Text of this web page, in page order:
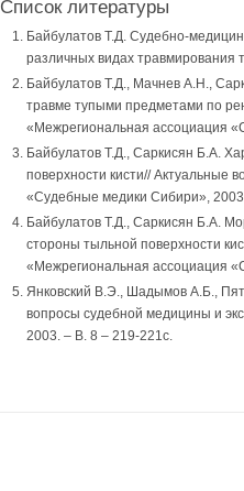
Список литературы
Байбулатов Т.Д. Судебно-
различных видах травмирования
Байбулатов Т.Д., Мачнев А.Н.,
травме тупыми предметами по
«Межрегиональная ассоциация
Байбулатов Т.Д., Саркисян Б.А.
поверхности кисти// Актуальные
«Судебные медики Сибири»,
Байбулатов Т.Д., Саркисян Б.А.
стороны тыльной поверхности
«Межрегиональная ассоциация
Янковский В.Э., Шадымов А.Б.,
вопросы судебной медицины и
2003. – В. 8 – 219-221с.